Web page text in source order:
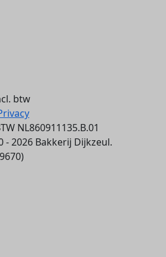
btw
NL860911135.B.01
- 2026 Bakkerij Dijkzeul.